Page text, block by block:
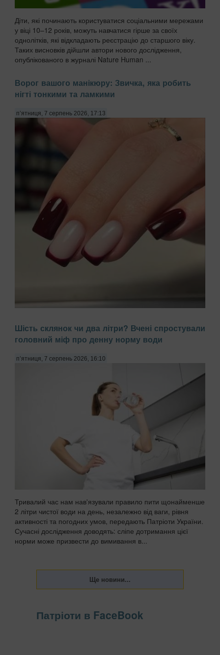
Діти, які починають користуватися соціальними мережами
у віці 10–12 років, можуть навчатися гірше за своїх
однолітків, які відкладають реєстрацію до старшого віку.
Таких висновків дійшли автори нового дослідження,
опублікованого в журналі Nature Human ...
Ворог вашого манікюру: Звичка, яка робить
нігті тонкими та ламкими
п’ятниця, 7 серпень 2026, 17:13
звинувачуючи в цьому брак вітамінів або погану якість
гель-лаку. Проте причиною часто є побутова хімія,
з використанням агресивних мийних за...
Шість склянок чи два літри? Вчені спростували
головний міф про денну норму води
п’ятниця, 7 серпень 2026, 16:10
Тривалий час нам нав'язували правило пити щонайменше
2 літри чистої води на день, незалежно від ваги, рівня
активності та погодних умов, передають Патріоти України.
Сучасні дослідження доводять: сліпе дотримання цієї
норми може призвести до вимивання в...
Патріоти в FaceBook